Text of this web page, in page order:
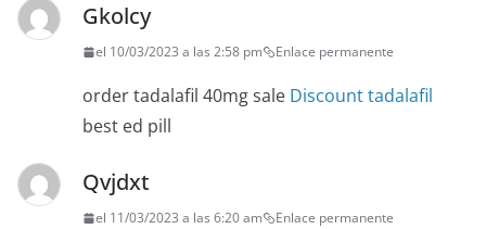
Gkolcy
el 10/03/2023 a las 2:58 pm Enlace permanente
order tadalafil 40mg sale Discount tadalafil
best ed pill
Qvjdxt
el 11/03/2023 a las 6:20 am Enlace permanente